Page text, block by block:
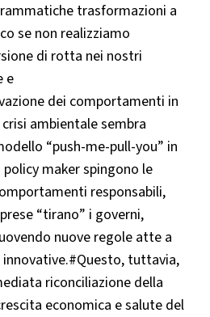
trasformazioni a
se non realizziamo
di rotta nei nostri
e
dei comportamenti in
ambientale sembra
“push-me-pull-you” in
maker spingono le
responsabili,
“tirano” i governi,
nuove regole atte a
tuttavia,
riconciliazione della
economica e salute del